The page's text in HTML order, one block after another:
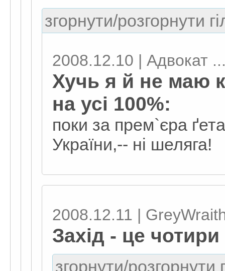
згорнути/розгорнути
2008.12.10 | Адвокат
Хучь я й не маю
на усі 100%:
поки за прем`єра
України,-- ні шеляга!
2008.12.11 |
Захід - це
згорнути/розгорнути